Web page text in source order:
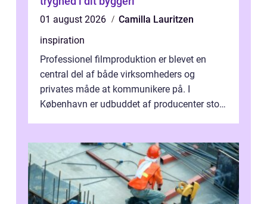
01 august 2026
Camilla Lauritzen
inspiration
Professionel filmproduktion er blevet en
central del af både virksomheders og
privates måde at kommunikere på. I
København er udbuddet af producenter stort,